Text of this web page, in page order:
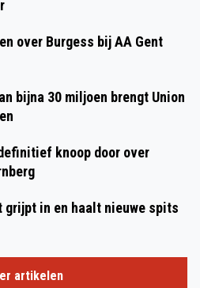
over Burgess bij AA Gent
bijna 30 miljoen brengt Union
knoop door over
grijpt in en haalt nieuwe spits
artikelen